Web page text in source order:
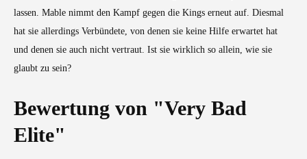
lassen. Mable nimmt den Kampf gegen die Kings erneut auf. Diesmal
hat sie allerdings Verbündete, von denen sie keine Hilfe erwartet hat
und denen sie auch nicht vertraut. Ist sie wirklich so allein, wie sie
glaubt zu sein?
Bewertung von "Very Bad
Elite"